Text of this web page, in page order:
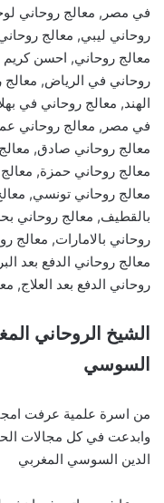
في مصر, معالج روحاني
روحاني ليبي, معالج
معالج روحاني, احسن كريم
روحاني في الرياض,
الهند, معالج روحاني في
في مصر, معالج روحاني
معالج روحاني صادق,
معالج روحاني حمزة,
معالج روحاني تونسي,
بالقطيف, معالج روحاني
روحاني بالامارات, معالج
معالج روحاني الدفع بعد
روحاني الدفع بعد العلاج,
الشيخ الروحاني
السوسي
من اسرة علمية عرفت
وابدعت في كل مجالات
الدين السوسي المغربي